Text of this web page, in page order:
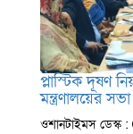
প্লাস্টিক দূষণ
মন্ত্রণালয়ের সভা
ওশানটাইমস ডেস্ক :